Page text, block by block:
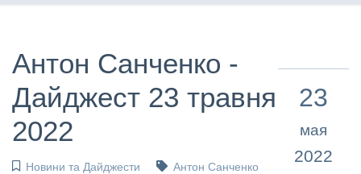
Антон Санченко -
Дайджест 23 травня
2022
Новини та Дайджести
Антон Санченко
23
мая
2022